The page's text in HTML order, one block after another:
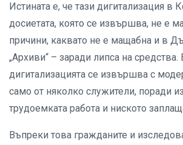
Истината е, че тази дигитализация в
досиетата, която се извършва, не е
причини, каквато не е мащабна и в
„Архиви“ – заради липса на
дигитализацията се извършва с
само от няколко служители, поради
трудоемката работа и ниското
Въпреки това гражданите и